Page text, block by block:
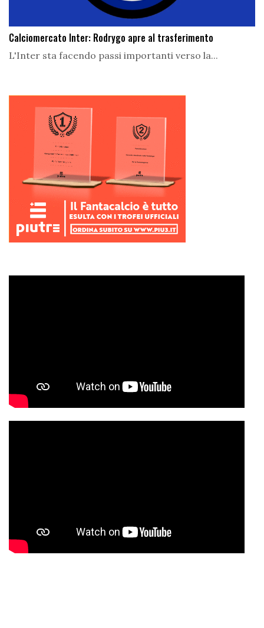
Calciomercato Inter: Rodrygo apre al trasferimento
L'Inter sta facendo passi importanti verso la...